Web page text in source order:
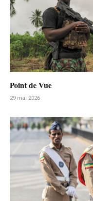
Point de Vue
29 mai 2026